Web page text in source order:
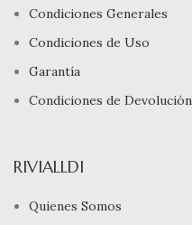
Condiciones Generales
Condiciones de Uso
Garantía
Condiciones de Devolución
RIVIALLDI
Quienes Somos